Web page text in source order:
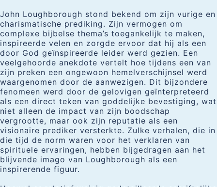
John Loughborough stond bekend om zijn vurige en
charismatische prediking. Zijn vermogen om
complexe bijbelse thema’s toegankelijk te maken,
inspireerde velen en zorgde ervoor dat hij als een
door God geïnspireerde leider werd gezien. Een
veelgehoorde anekdote vertelt hoe tijdens een van
zijn preken een ongewoon hemelverschijnsel werd
waargenomen door de aanwezigen. Dit bijzondere
fenomeen werd door de gelovigen geïnterpreteerd
als een direct teken van goddelijke bevestiging, wat
niet alleen de impact van zijn boodschap
vergrootte, maar ook zijn reputatie als een
visionaire prediker versterkte. Zulke verhalen, die in
die tijd de norm waren voor het verklaren van
spirituele ervaringen, hebben bijgedragen aan het
blijvende imago van Loughborough als een
inspirerende figuur.